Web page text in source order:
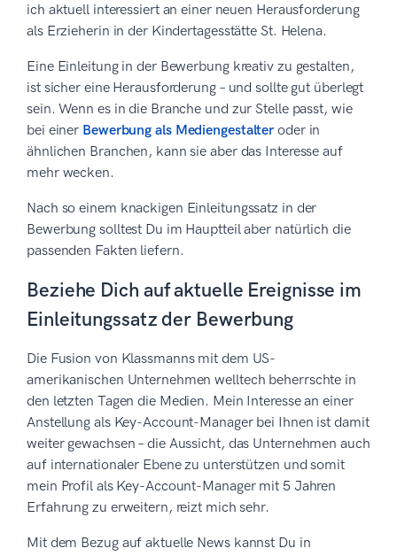
ich aktuell interessiert an einer neuen Herausforderung
als Erzieherin in der Kindertagesstätte St. Helena.
Eine Einleitung in der Bewerbung kreativ zu gestalten,
ist sicher eine Herausforderung – und sollte gut überlegt
sein. Wenn es in die Branche und zur Stelle passt, wie
bei einer Bewerbung als Mediengestalteroder in
ähnlichen Branchen, kann sie aber das Interesse auf
mehr wecken.
Nach so einem knackigen Einleitungssatz in der
Bewerbung solltest Du im Hauptteil aber natürlich die
passenden Fakten liefern.
Beziehe Dich auf aktuelle Ereignisse im
Einleitungssatz der Bewerbung
Die Fusion von Klassmanns mit dem US-
amerikanischen Unternehmen welltech beherrschte in
den letzten Tagen die Medien. Mein Interesse an einer
Anstellung als Key-Account-Manager bei Ihnen ist damit
weiter gewachsen – die Aussicht, das Unternehmen auch
auf internationaler Ebene zu unterstützen und somit
mein Profil als Key-Account-Manager mit 5 Jahren
Erfahrung zu erweitern, reizt mich sehr.
Mit dem Bezug auf aktuelle News kannst Du in